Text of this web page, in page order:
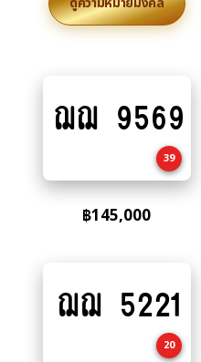
to
ฌฌ 9569
39
฿145,000
to
ฌฌ 5221
20